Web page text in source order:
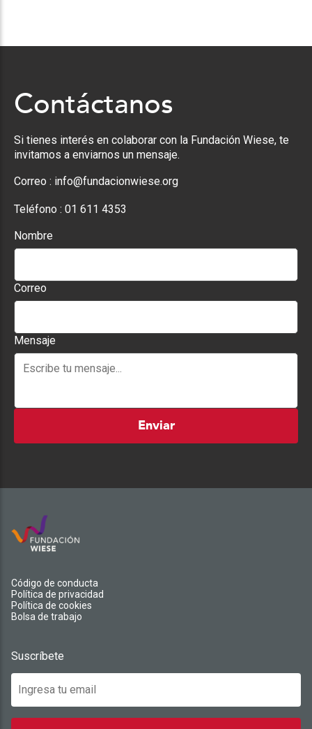
Contáctanos
Si tienes interés en colaborar con la Fundación Wiese, te
invitamos a enviarnos un mensaje.
Correo : info@fundacionwiese.org
Teléfono : 01 611 4353
Nombre
Correo
Mensaje
Enviar
Código de conducta
Política de privacidad
Política de cookies
Bolsa de trabajo
Suscríbete